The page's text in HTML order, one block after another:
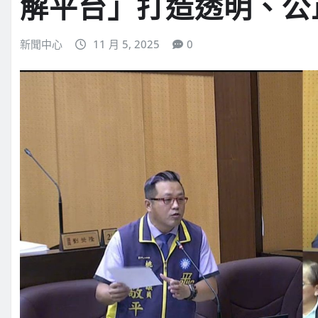
新聞中心 11 月 5, 2025 0